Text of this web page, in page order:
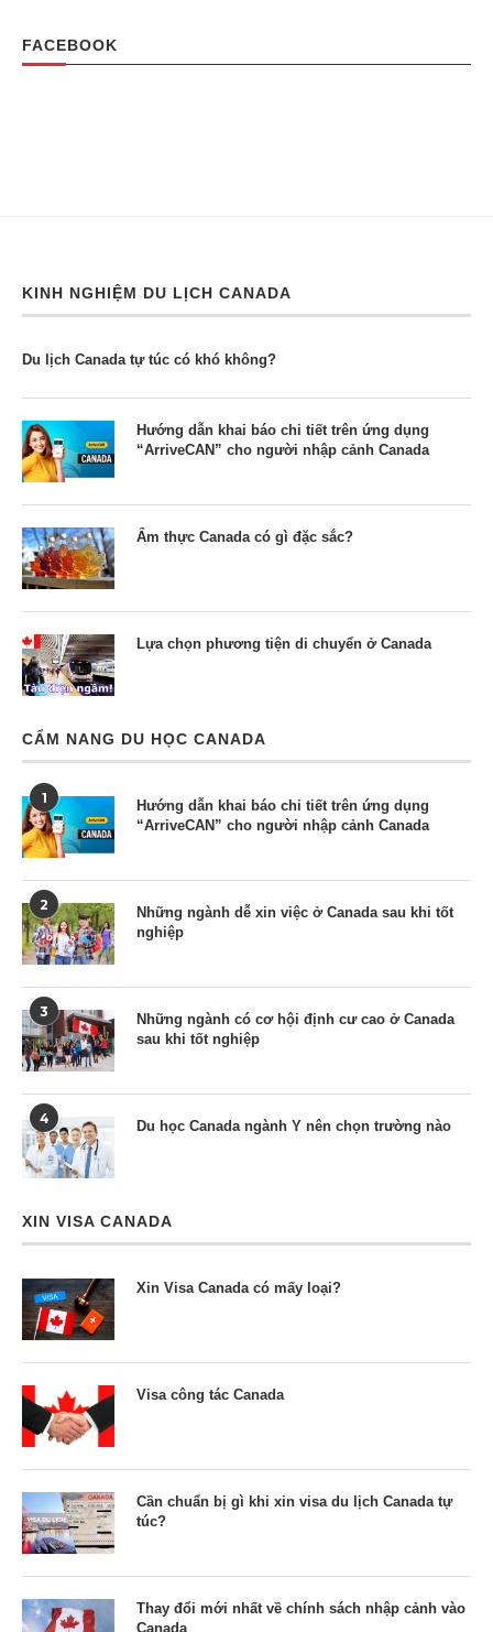
FACEBOOK
KINH NGHIỆM DU LỊCH CANADA
Du lịch Canada tự túc có khó không?
Hướng dẫn khai báo chi tiết trên ứng dụng
“ArriveCAN” cho người nhập cảnh Canada
Ẩm thực Canada có gì đặc sắc?
Lựa chọn phương tiện di chuyển ở Canada
CẨM NANG DU HỌC CANADA
1
Hướng dẫn khai báo chi tiết trên ứng dụng
“ArriveCAN” cho người nhập cảnh Canada
2
Những ngành dễ xin việc ở Canada sau khi tốt
nghiệp
3
Những ngành có cơ hội định cư cao ở Canada
sau khi tốt nghiệp
4
Du học Canada ngành Y nên chọn trường nào
XIN VISA CANADA
Xin Visa Canada có mấy loại?
Visa công tác Canada
Cần chuẩn bị gì khi xin visa du lịch Canada tự
túc?
Thay đổi mới nhất về chính sách nhập cảnh vào
Canada